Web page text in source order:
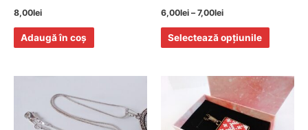
8,00lei
Adaugă în coș
6,00lei – 7,00lei
Selectează opțiunile